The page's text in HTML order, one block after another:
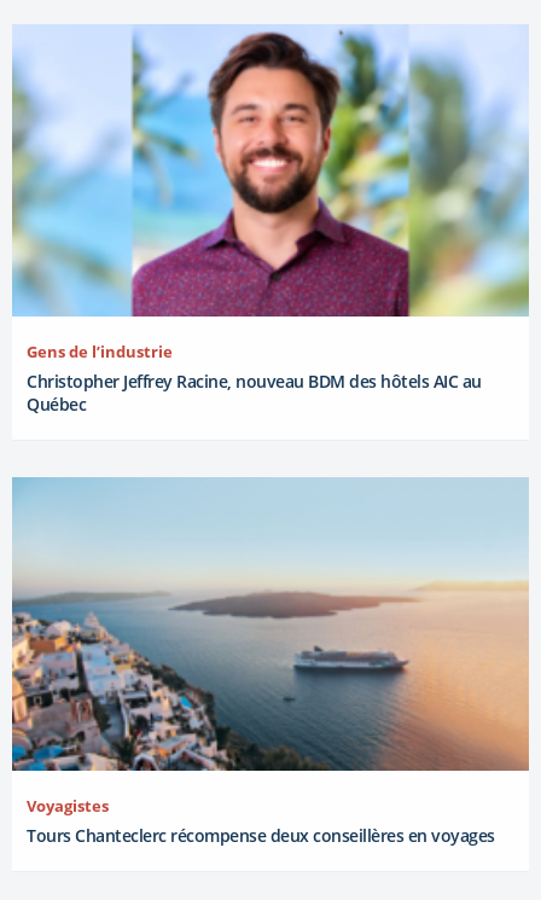
Gens de l’industrie
Christopher Jeffrey Racine, nouveau BDM des hôtels AIC au
Québec
Voyagistes
Tours Chanteclerc récompense deux conseillères en voyages